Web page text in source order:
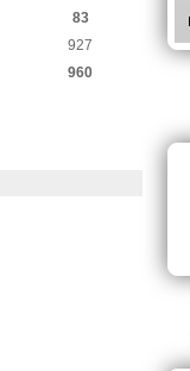
83
927
960